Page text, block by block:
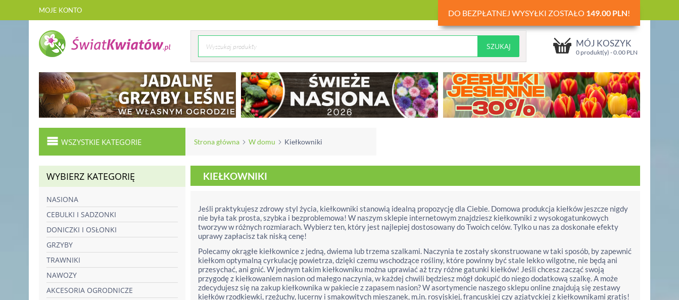
MOJE KONTO DO BEZPŁATNEJ WYSYŁKI ZOSTAŁO 149.00 PLN!
MÓJ KOSZYK
0 produkt(y) -0.00 PLN
WSZYSTKIE KATEGORIE Strona główna W domu Kiełkowniki
WYBIERZ KATEGORIĘ
NASIONA
CEBULKI I SADZONKI
DONICZKI I OSŁONKI
GRZYBY
TRAWNIKI
NAWOZY
AKCESORIA OGRODNICZE
KIEŁKOWNIKI
Jeśli praktykujesz zdrowy styl życia, kiełkowniki stanowią idealną propozycję dla Ciebie. Domowa produkcja kiełków jeszcze nigdy
nie była tak prosta, szybka i bezproblemowa! W naszym sklepie internetowym znajdziesz kiełkowniki z wysokogatunkowych
tworzyw w różnych rozmiarach. Wybierz ten, który jest najlepiej dostosowany do Twoich celów. Tylko u nas za doskonałe efekty
uprawy zapłacisz tak niską cenę!
Polecamy okrągłe kiełkownice z jedną, dwiema lub trzema szalkami. Naczynia te zostały skonstruowane w taki sposób, by zapewnić
kiełkom optymalną cyrkulację powietrza, dzięki czemu wschodzące rośliny, które powinny być stale lekko wilgotne, nie będą ani
przesychać, ani gnić. W jednym takim kiełkowniku można uprawiać aż trzy różne gatunki kiełków! Jeśli chcesz zacząć swoją
przygodę z kiełkowaniem nasion od małego naczynia, w każdej chwili będziesz mógł dokupić do niego dodatkową szalkę. A może
zdecydujesz się na zakup kiełkownika w pakiecie z zapasem nasion? W asortymencie naszego sklepu online znajdują się zestawy
kiełków rzodkiewki, rzeżuchy, lucerny i smakowitych mieszanek, m.in. rosyjskiej, francuskiej czy azjatyckiej z kiełkownikami gratis!